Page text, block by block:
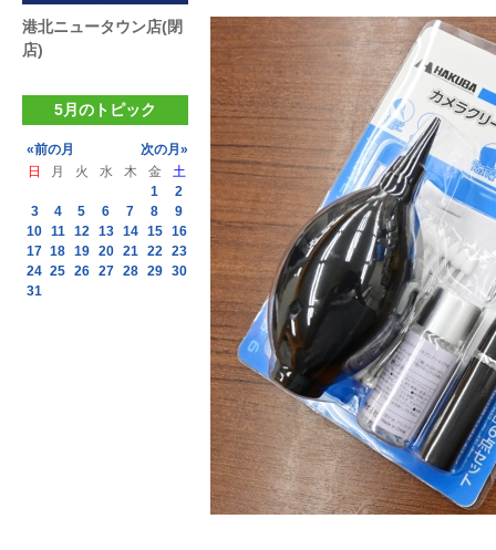
港北ニュータウン店(閉
店)
5月のトピック
«前の月
次の月»
日
月 火 水 木 金
土
1
2
3
4 5 6 7 8
9
10 11 12 13 14 15 16
17 18 19 20 21 22 23
24 25 26 27 28 29 30
31